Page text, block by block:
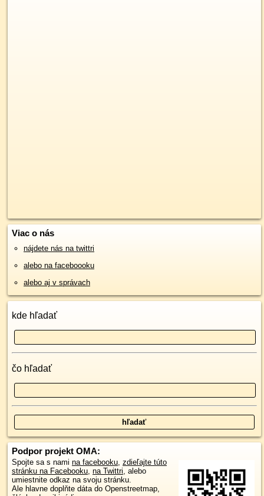
Viac o nás
nájdete nás na twittri
alebo na faceboooku
alebo aj v správach
kde hľadať
čo hľadať
Podpor projekt OMA:
Spojte sa s nami na facebooku, zdieľajte túto
stránku na Facebooku, na Twittri, alebo
umiestnite odkaz na svoju stránku.
Ale hlavne doplňte dáta do Openstreetmap,